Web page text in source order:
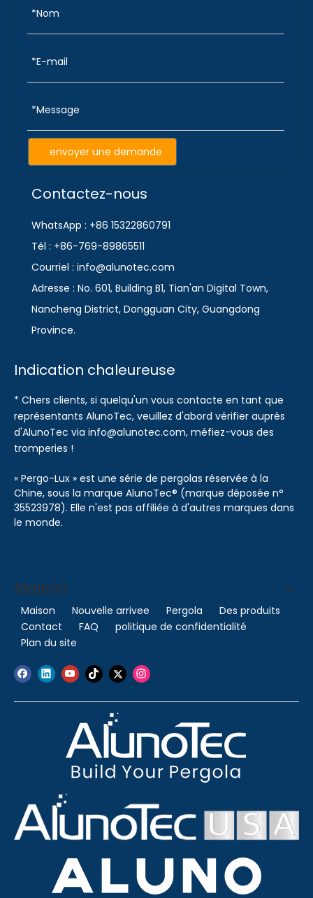
envoyer une demande
Contactez-nous
WhatsApp : +86 15322860791
Tél : +86-769-89865511
Courriel : info@alunotec.com
Adresse : No. 601, Building B1, Tian'an Digital Town,
Nancheng District, Dongguan City, Guangdong
Province.
Indication chaleureuse
* Chers clients, si quelqu'un vous contacte en tant que
représentants AlunoTec, veuillez d'abord vérifier auprès
d'AlunoTec via info@alunotec.com, méfiez-vous des
tromperies !
« Pergo-Lux » est une série de pergolas réservée à la
Chine, sous la marque AlunoTec® (marque déposée n°
35523978). Elle n'est pas affiliée à d'autres marques dans
le monde.
Maison
Maison Nouvelle arrivee Pergola
Des produits
Contact
FAQ
politique de confidentialité
Plan du site